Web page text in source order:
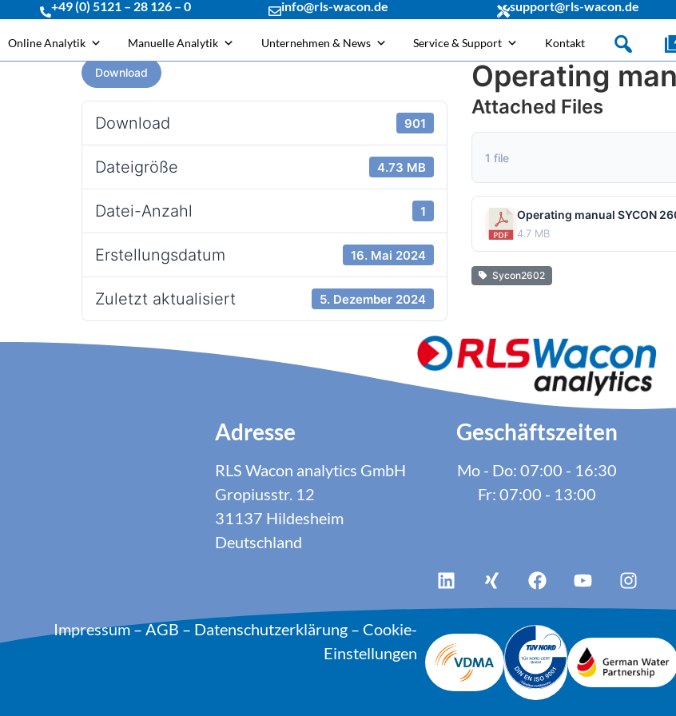
+49 (0) 5121 – 28 126 – 0 info@rls-wacon.de support@rls-wacon.de
Online Analytik Manuelle Analytik Unternehmen & News Service & Support Kontakt
Download
Download 901
Dateigröße 4.73 MB
Datei-Anzahl 1
Erstellungsdatum 16. Mai 2024
Zuletzt aktualisiert 5. Dezember 2024
Operating
Attached Files
1 file
Operating manual SYCON
4.7 MB
Sycon2602
Adresse
RLS Wacon analytics GmbH
Gropiusstr. 12
31137 Hildesheim
Deutschland
Geschäftszeiten
Mo - Do: 07:00 - 16:30
Fr: 07:00 - 13:00
Impressum–AGB – Datenschutzerklärung– Cookie-
Einstellungen